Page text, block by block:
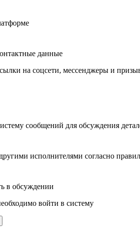
данные
на соцсети, мессенджеры и
сообщений для обсуждения
исполнителями согласно
в обсуждении
войти в систему